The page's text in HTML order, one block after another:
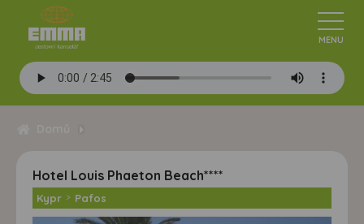
Hotel Louis Phaeton Beach****
Kypr > Pafos